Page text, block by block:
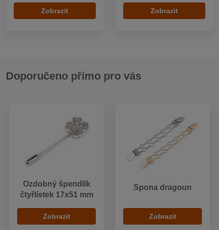
Zobrazit Zobrazit
Doporučeno přímo pro vás
Ozdobný špendlík
čtyřlístek 17x51 mm
Zobrazit
Spona dragoun
Zobrazit